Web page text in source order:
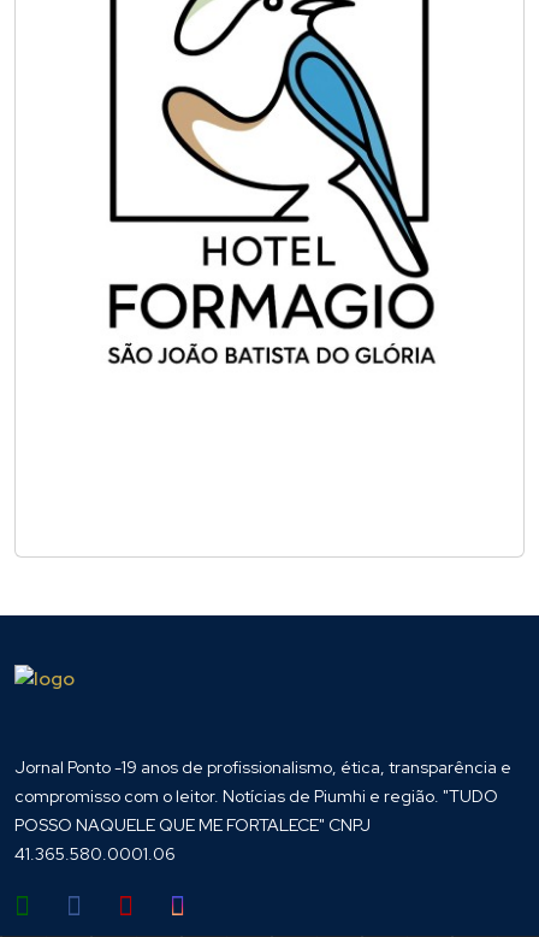
Jornal Ponto -19 anos de profissionalismo, ética, transparência e
compromisso com o leitor. Notícias de Piumhi e região. "TUDO
POSSO NAQUELE QUE ME FORTALECE" CNPJ
41.365.580.0001.06